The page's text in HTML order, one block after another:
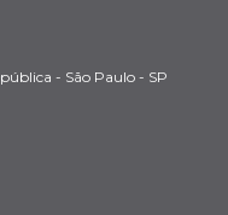
- São Paulo - SP